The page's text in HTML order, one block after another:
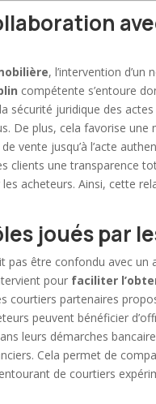
, l’intervention
compétente s’entoure
sécurité juridique des
De plus, cela favorise
vente jusqu’à l’acte
clients une transparence
acheteurs. Ainsi, cette
joués par
pas être confondu avec un
pour faciliter
courtiers partenaires
peuvent bénéficier
leurs démarches
Cela permet de
de courtiers